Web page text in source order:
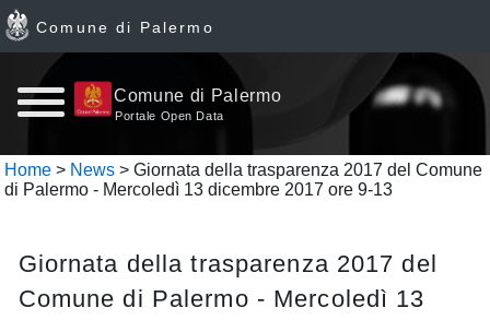
Home
News
Archivio
Dataset
Comune di Palermo
Comune di Palermo
Portale Open Data
Home > News > Giornata della trasparenza 2017 del Comune
di Palermo - Mercoledì 13 dicembre 2017 ore 9-13
Giornata della trasparenza 2017 del
Comune di Palermo - Mercoledì 13